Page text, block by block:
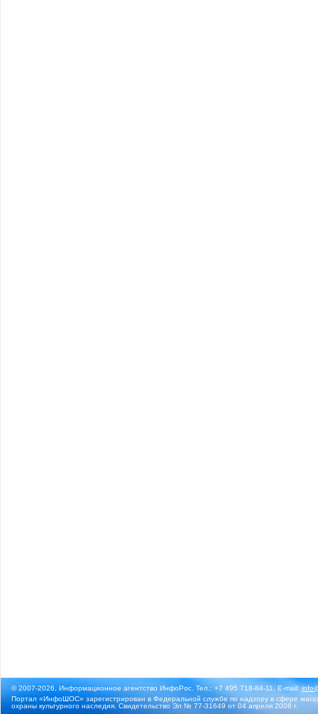
© 2007-2026, Информационное агентство ИнфоРос. Тел.: +7 495 718-84-11, E-mail:
Портал «ИнфоШОС» зарегистрирован в Федеральной службе по надзору в сфере
охраны культурного наследия. Свидетельство Эл № 77-31649 от 04 апреля 2008 г.